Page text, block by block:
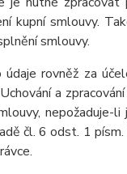
kupní smlouvy.
smlouvy.
rovněž za
a
nepožaduje-
čl. 6 odst. 1